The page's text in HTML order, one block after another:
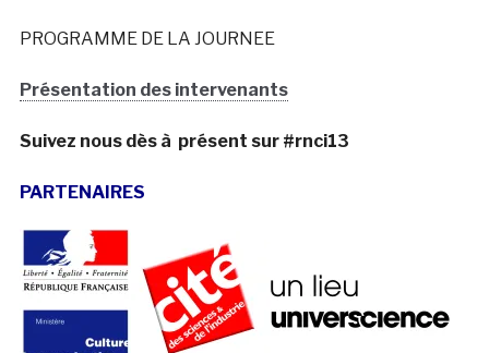
PROGRAMME DE LA JOURNEE
Présentation des intervenants
Suivez nous dès à présent sur #rnci13
PARTENAIRES